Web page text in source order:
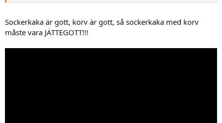
Sockerkaka är gott, korv är gott, så sockerkaka med korv
måste vara JÄTTEGOTT!!!